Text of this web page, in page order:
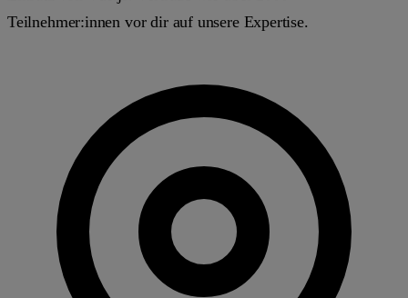
Teilnehmer:innen vor dir auf unsere Expertise.